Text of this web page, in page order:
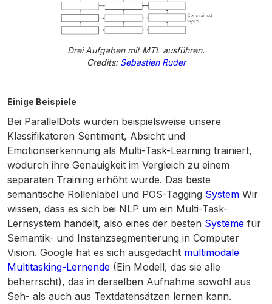
Drei Aufgaben mit MTL ausführen.
Credits: Sebastien Ruder
Einige Beispiele
Bei ParallelDots wurden beispielsweise unsere
Klassifikatoren Sentiment, Absicht und
Emotionserkennung als Multi-Task-Learning trainiert,
wodurch ihre Genauigkeit im Vergleich zu einem
separaten Training erhöht wurde. Das beste
semantische Rollenlabel und POS-Tagging System Wir
wissen, dass es sich bei NLP um ein Multi-Task-
Lernsystem handelt, also eines der besten Systeme für
Semantik- und Instanzsegmentierung in Computer
Vision. Google hat es sich ausgedacht multimodale
Multitasking-Lernende (Ein Modell, das sie alle
beherrscht), das in derselben Aufnahme sowohl aus
Seh- als auch aus Textdatensätzen lernen kann.